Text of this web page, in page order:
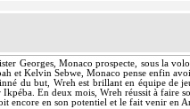
Georges, Monaco prospecte, sous la
et Kelvin Sebwe, Monaco pense enfin
du but, Wrehest brillant en équipe de
Ikpéba. En deux mois, Wrehréussit à faire
encore en son potentiel et le fait venir en